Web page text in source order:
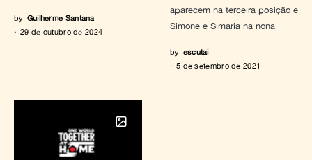
by Guilherme Santana
29 de outubro de 2024
aparecem na terceira posição e
Simone e Simaria na nona
by escutai
5 de setembro de 2021